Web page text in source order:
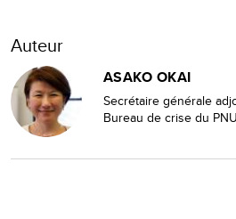
Auteur
ASAKO OKAI
Secrétaire générale
Bureau de crise du